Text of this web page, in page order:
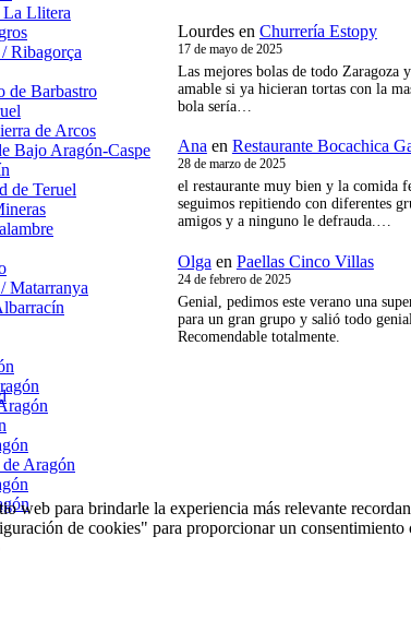
Llitera
Ribagorça
de Barbastro
de Arcos
Bajo Aragón-Caspe
de Teruel
Matarranya
Aragón
Lourdesen Churrería Estopy
17 de mayo de 2025
Las mejores bolas de todo Zaragoza
amable si ya hicieran tortas con la
bola sería…
Ana en Restaurante Bocachica
28 de marzo de 2025
el restaurante muy bien y la comida
seguimos repitiendo con diferentes
amigos y a ninguno le defrauda.…
Olga en Paellas Cinco Villas
24 de febrero de 2025
Genial, pedimos este verano una
para un gran grupo y salió todo
Recomendable totalmente.
web para brindarle la experiencia más relevante
de cookies" para proporcionar un consentimiento